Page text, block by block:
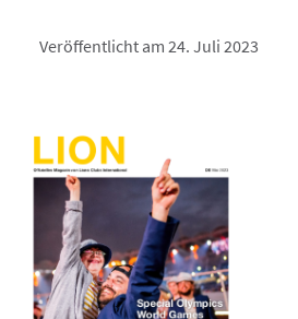
Veröffentlicht am 24. Juli 2023